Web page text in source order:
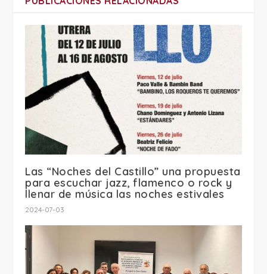
Las “Noches del Castillo” una propuesta
para escuchar jazz, flamenco o rock y
llenar de música las noches estivales
2024-07-03